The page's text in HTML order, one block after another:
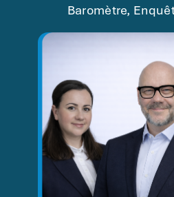
Baromètre,